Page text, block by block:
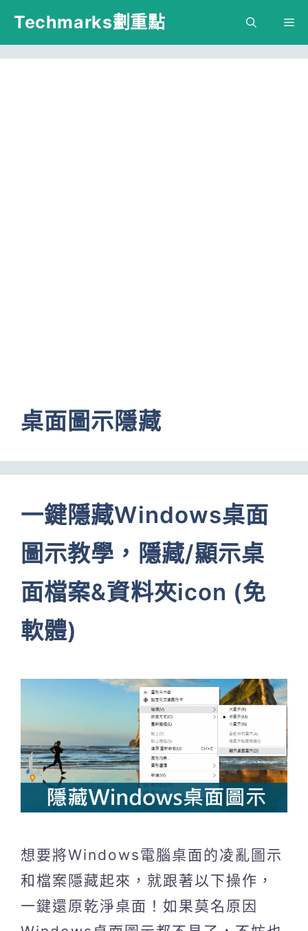
跳
主
Techmarks劃重點
桌面圖示隱藏
一鍵隱藏Windows桌面
圖示教學，隱藏/顯示桌
面檔案&資料夾icon (免
軟體)
想要將Windows電腦桌面的凌亂圖示
和檔案隱藏起來，就跟著以下操作，
一鍵還原乾淨桌面！如果莫名原因